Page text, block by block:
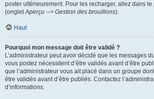
poster ultérieurement. Pour les recharger, allez dans le
(ongletAperçu --> Gestion des brouillons).
Haut
Pourquoi mon message doit être validé ?
L’administrateur peut avoir décidé que les messages
vous postez nécessitent d’être validés avant d’être
que l’administrateur vous ait placé dans un groupe
être validés avant d’être publiés. Contactez
d’informations.